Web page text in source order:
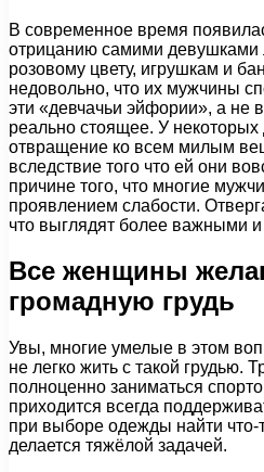
В современное время
отрицанию самими девушками
розовому цвету, игрушкам и
недовольно, что их мужчины
эти «девчачьи эйфории», а не
реально стоящее. У некоторых
отвращение ко всем милым
вследствие того что ей они
причине того, что многие
проявлением слабости.
что выглядят более важными
Все женщины
громадную грудь
Увы, многие умелые в этом
не легко жить с такой грудью.
полноценно заниматься
приходится всегда
при выборе одежды найти что-
делается тяжёлой задачей.